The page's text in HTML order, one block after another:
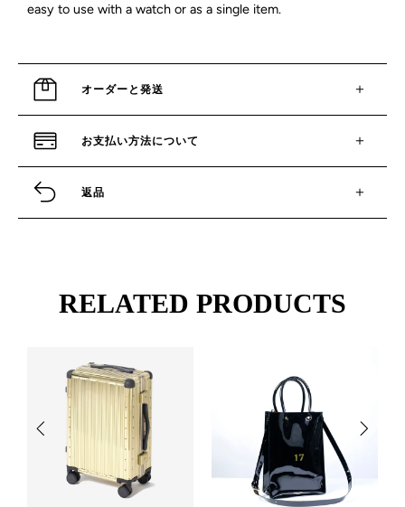
easy to use with a watch or as a single item.
オーダーと発送
お支払い方法について
返品
RELATED PRODUCTS